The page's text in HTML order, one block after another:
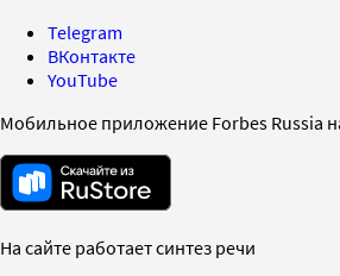
Telegram
ВКонтакте
YouTube
Мобильное приложение Forbes Russia
На сайте работает синтез речи